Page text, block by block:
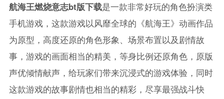
航海王燃烧意志bt版下载是一款非常好玩的角色扮演类
手机游戏，这款游戏以风靡全球的《航海王》动画作品
为原型，高度还原的角色形象、场景布置以及剧情故
事，游戏的画面相当的精美，等身比例还原角色，原版
声优倾情献声，给玩家们带来沉浸式的游戏体验，同时
这款游戏的故事剧情也相当的精彩，尽享最强战斗快